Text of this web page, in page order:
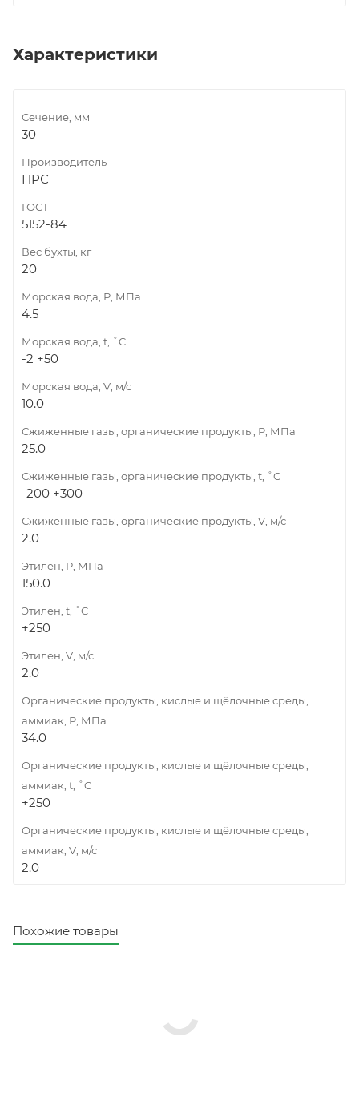
Характеристики
Сечение, мм
30
Производитель
ПРС
ГОСТ
5152-84
Вес бухты, кг
20
Морская вода, Р, МПа
4.5
Морская вода, t, ˚C
-2 +50
Морская вода, V, м/с
10.0
Сжиженные газы, органические продукты, Р, МПа
25.0
Сжиженные газы, органические продукты, t, ˚C
-200 +300
Сжиженные газы, органические продукты, V, м/с
2.0
Этилен, Р, МПа
150.0
Этилен, t, ˚C
+250
Этилен, V, м/с
2.0
Органические продукты, кислые и щёлочные среды,
аммиак, Р, МПа
34.0
Органические продукты, кислые и щёлочные среды,
аммиак, t, ˚C
+250
Органические продукты, кислые и щёлочные среды,
аммиак, V, м/с
2.0
Похожие товары